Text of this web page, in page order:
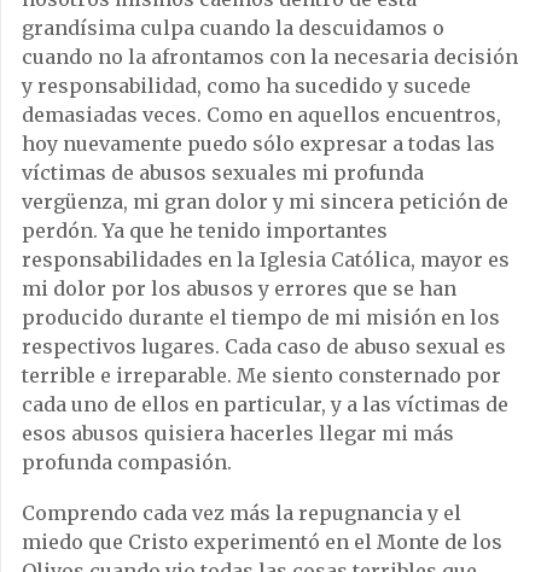
grandísima culpa cuando la descuidamos o
cuando no la afrontamos con la necesaria decisión
y responsabilidad, como ha sucedido y sucede
demasiadas veces. Como en aquellos encuentros,
hoy nuevamente puedo sólo expresar a todas las
víctimas de abusos sexuales mi profunda
vergüenza, mi gran dolor y mi sincera petición de
perdón. Ya que he tenido importantes
responsabilidades en la Iglesia Católica, mayor es
mi dolor por los abusos y errores que se han
producido durante el tiempo de mi misión en los
respectivos lugares. Cada caso de abuso sexual es
terrible e irreparable. Me siento consternado por
cada uno de ellos en particular, y a las víctimas de
esos abusos quisiera hacerles llegar mi más
profunda compasión.
Comprendo cada vez más la repugnancia y el
miedo que Cristo experimentó en el Monte de los